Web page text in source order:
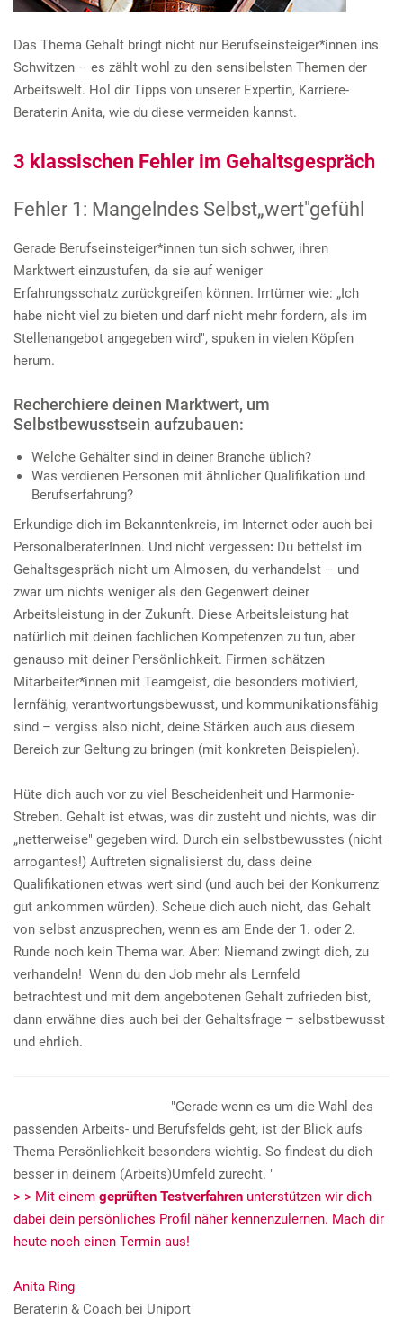
Das Thema Gehalt bringt nicht nur Berufseinsteiger*innen ins
Schwitzen – es zählt wohl zu den sensibelsten Themen der
Arbeitswelt. Hol dir Tipps von unserer Expertin, Karriere-
Beraterin Anita, wie du diese vermeiden kannst.
3 klassischen Fehler im Gehaltsgespräch
Fehler 1: Mangelndes Selbst„wert"gefühl
Gerade Berufseinsteiger*innen tun sich schwer, ihren
Marktwert einzustufen, da sie auf weniger
Erfahrungsschatz zurückgreifen können. Irrtümer wie: „Ich
habe nicht viel zu bieten und darf nicht mehr fordern, als im
Stellenangebot angegeben wird", spuken in vielen Köpfen
herum.
Recherchiere deinen Marktwert, um
Selbstbewusstsein aufzubauen:
Welche Gehälter sind in deiner Branche üblich?
Was verdienen Personen mit ähnlicher Qualifikation und
Berufserfahrung?
Erkundige dich im Bekanntenkreis, im Internet oder auch bei
PersonalberaterInnen. Und nicht vergessen: Du bettelst im
Gehaltsgespräch nicht um Almosen, du verhandelst – und
zwar um nichts weniger als den Gegenwert deiner
Arbeitsleistung in der Zukunft. Diese Arbeitsleistung hat
natürlich mit deinen fachlichen Kompetenzen zu tun, aber
genauso mit deiner Persönlichkeit. Firmen schätzen
Mitarbeiter*innen mit Teamgeist, die besonders motiviert,
lernfähig, verantwortungsbewusst, und kommunikationsfähig
sind – vergiss also nicht, deine Stärken auch aus diesem
Bereich zur Geltung zu bringen (mit konkreten Beispielen).
Hüte dich auch vor zu viel Bescheidenheit und Harmonie-
Streben. Gehalt ist etwas, was dir zusteht und nichts, was dir
„netterweise" gegeben wird. Durch ein selbstbewusstes (nicht
arrogantes!) Auftreten signalisierst du, dass deine
Qualifikationen etwas wert sind (und auch bei der Konkurrenz
gut ankommen würden). Scheue dich auch nicht, das Gehalt
von selbst anzusprechen, wenn es am Ende der 1. oder 2.
Runde noch kein Thema war. Aber: Niemand zwingt dich, zu
verhandeln! Wenn du den Job mehr als Lernfeld
betrachtest und mit dem angebotenen Gehalt zufrieden bist,
dann erwähne dies auch bei der Gehaltsfrage – selbstbewusst
und ehrlich.
"Gerade wenn es um die Wahl des
passenden Arbeits- und Berufsfelds geht, ist der Blick aufs
Thema Persönlichkeit besonders wichtig. So findest du dich
besser in deinem (Arbeits)Umfeld zurecht. "
> > Mit einem geprüften Testverfahren unterstützen wir dich
dabei dein persönliches Profil näher kennenzulernen. Mach dir
heute noch einen Termin aus!
Anita Ring
Beraterin & Coach bei Uniport